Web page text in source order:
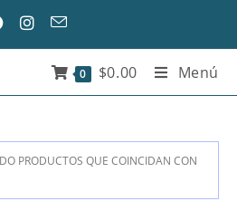
0 $0.00 Menú
PRODUCTOS QUE COINCIDAN CON